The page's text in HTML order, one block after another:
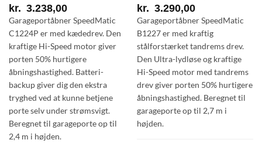
kr. 3.238,00
Garageportåbner SpeedMatic
C1224P er med kædedrev. Den
kraftige Hi-Speed motor giver
porten 50% hurtigere
åbningshastighed. Batteri-
backup giver dig den ekstra
tryghed ved at kunne betjene
porte selv under strømsvigt.
Beregnet til garageporte op til
2,4 m i højden.
kr. 3.290,00
Garageportåbner SpeedMatic
B1227 er med kraftig
stålforstærket tandrems drev.
Den Ultra-lydløse og kraftige
Hi-Speed motor med tandrems
drev giver porten 50% hurtigere
åbningshastighed. Beregnet til
garageporte op til 2,7 m i
højden.